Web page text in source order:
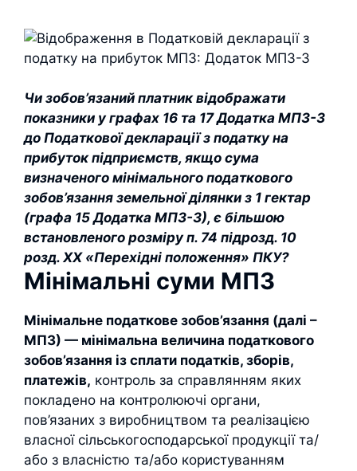
Чи зобов’язаний платник відображати
показники у графах 16 та 17 Додатка МПЗ-З
до Податкової декларації з податку на
прибуток підприємств, якщо сума
визначеного мінімального податкового
зобов’язання земельної ділянки з 1 гектар
(графа 15 Додатка МПЗ-З), є більшою
встановленого розміру п. 74 підрозд. 10
розд. ХХ «Перехідні положення» ПКУ?
Мінімальні суми МПЗ
Мінімальне податкове зобов’язання (далі –
МПЗ) — мінімальна величина податкового
зобов’язання із сплати податків, зборів,
платежів, контроль за справлянням яких
покладено на контролюючі органи,
пов’язаних з виробництвом та реалізацією
власної сільськогосподарської продукції та/
або з власністю та/або користуванням